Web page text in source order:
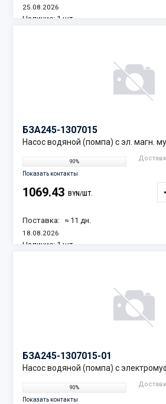
25.08.2026
Наличие: 1 шт.
БЗА245-1307015
Насос водяной (помпа) с эл. магн.
90%
Показать контакты
1069.43 BYN/ШТ.
Поставка: ≈ 11 дн.
18.08.2026
Наличие: 1 шт.
БЗА245-1307015-01
Насос водяной (помпа) с
90%
Показать контакты